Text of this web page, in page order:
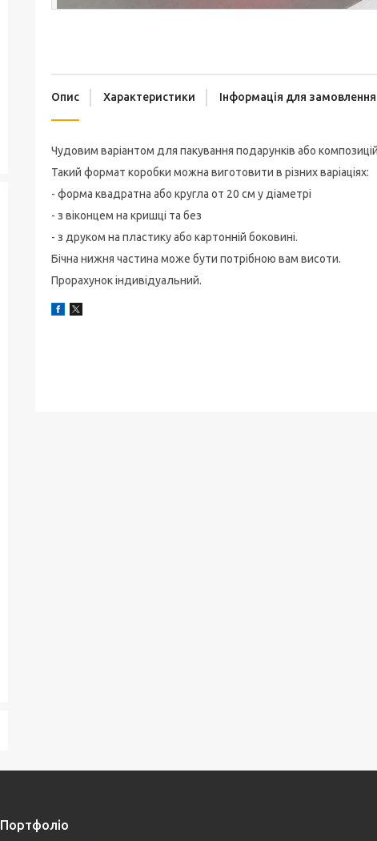
Опис Характеристики Інформація для замовлення
Чудовим варіантом для пакування подарунків або
Такий формат коробки можна виготовити в різних варіаціях:
- форма квадратна або кругла от 20 см у діаметрі
- з віконцем на кришці та без
- з друком на пластику або картонній боковині.
Бічна нижня частина може бути потрібною вам висоти.
Прорахунок індивідуальний.
Портфоліо